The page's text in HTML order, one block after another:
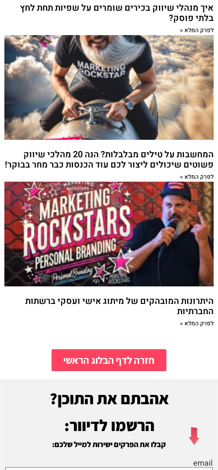
איך מנהלי שיווק בכירים שומרים על שפיות תחת לחץ
בלתי פוסק?
לפרק המלא »
המחשבות על טילים מבלבלות? הנה 20 מהלכי שיווק
פשוטים שיכולים ליצור לכם עוד הכנסות כבר מחר בבוקר!
לפרק המלא »
היתרונות המובהקים של מיתוג אישי ועסקי ברשתות
החברתיות
לפרק המלא »
חזרה לדף הבלוג הראשי
אהבתם את התוכן?
הרשמו לדיוור:
קבלו את הפרקים ישירות למייל שלכם:
email